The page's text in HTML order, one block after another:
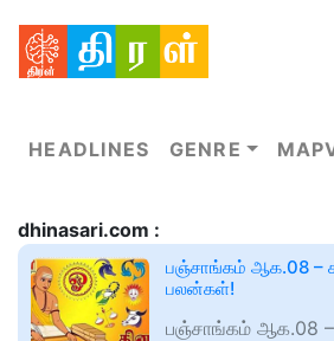
HEADLINES GENRE
dhinasari.com :
பஞ்சாங்கம் ஆக.08 –
பலன்கள்!
பஞ்சாங்கம் ஆக.08